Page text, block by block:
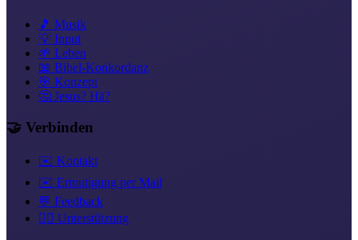
🎵 Musik
💡 Input
🌱 Leben
📖 Bibel-Konkordanz
🎯 Konzept
🤔 Jesus? Hä?
🤝 Verbinden
✉️ Kontakt
✉️ Ermutigung per Mail
💬 Feedback
❤️‍🔥 Unterstützung